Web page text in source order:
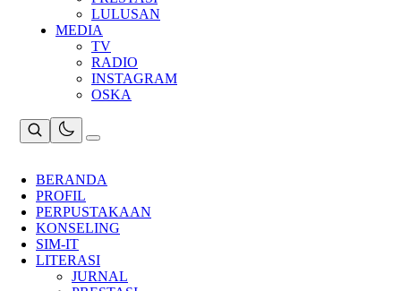
LULUSAN
MEDIA
TV
RADIO
INSTAGRAM
OSKA
BERANDA
PROFIL
PERPUSTAKAAN
KONSELING
SIM-IT
LITERASI
JURNAL